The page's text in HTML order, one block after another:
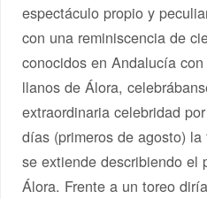
espectáculo propio y
con una reminiscencia de
conocidos en Andalucía
llanos de Álora,
extraordinaria celebridad
días (primeros de agosto)
se extiende describiendo el
Álora. Frente a un toreo